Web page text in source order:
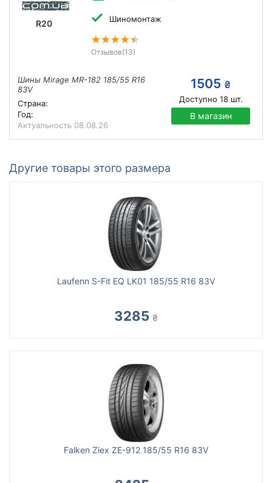
R20 Шиномонтаж
Отзывов(13)
Шины Mirage MR-182 185/55 R16
83V
Страна:
Год:
Актуальность 08.08.26
1505 ₴
Доступно 18шт.
В магазин
Другие товары этого размера
Laufenn S-Fit EQ LK01 185/55 R16 83V
3285 ₴
Falken Ziex ZE-912 185/55 R16 83V